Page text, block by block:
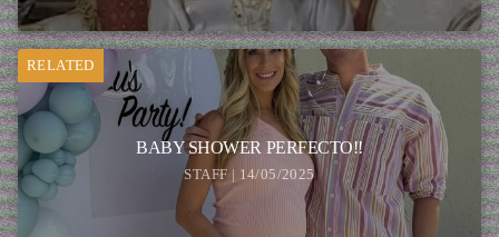
RELATED
BABY SHOWER PERFECTO!!
STAFF | 14/05/2025